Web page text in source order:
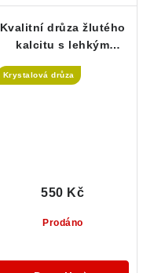
Kvalitní drůza žlutého
kalcitu s lehkým
Krystalová drůza
Prodáno
550 Kč